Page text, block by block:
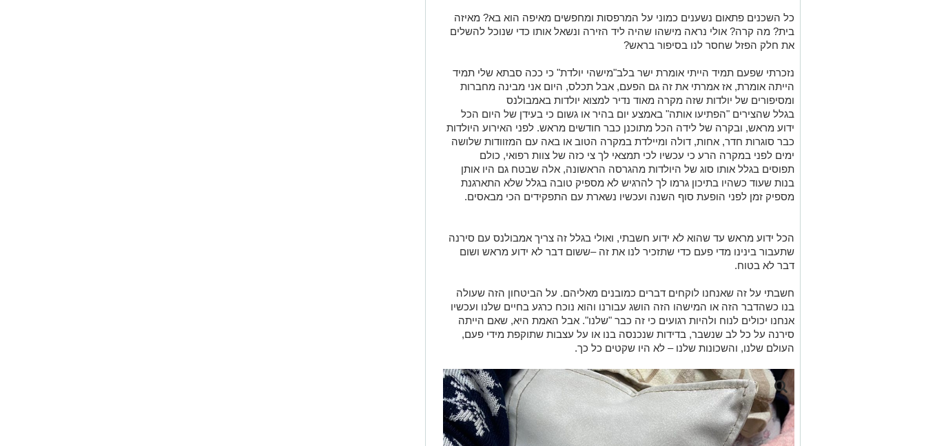
כל השכנים פתאום נשענים כמוני על המרפסות ומחפשים מאיפה הוא בא? מאיזה
בית? מה קרה? אולי נראה מישהו שהיה ליד הזירה ונשאל אותו כדי שנוכל להשלים
את חלק הפזל שחסר לנו בסיפור בראש?
נזכרתי שפעם תמיד הייתי אומרת ישר בלב"מישהי יולדת" כי ככה סבתא שלי תמיד
הייתה אומרת, אז אמרתי את זה גם הפעם, אבל תכלס, היום אני מבינה מחברות
ומסיפורים של יולדות שזה מקרה מאוד נדיר למצוא יולדות באמבולנס
בגלל שהצירים "הפתיעו אותה" באמצע יום בהיר או גשום כי בעידן של היום הכל
ידוע מראש, ובקרה של לידה הכל מתוכנן כבר חודשים מראש. לפני האירוע היולדות
כבר סוגרות חדר, אחות, דולה ומיילדת במקרה הטוב או באה עם המזוודות שלושה
ימים לפני במקרה הרע כי עכשיו לכי תמצאי לך צי כזה של צוות רפואי, כולם
תפוסים בגלל אותו סוג של היולדות מהגרסה הראשונה, אלה שבטח גם היו אותן
בנות שעוד כשהיו בתיכון גרמו לך להרגיש לא מספיק טובה בגלל שלא התארגנת
מספיק זמן לפני הופעת סוף השנה ועכשיו נשארת עם התפקידים הכי מבאסים.
הכל ידוע מראש עד שהוא לא ידוע חשבתי, ואולי בגלל זה צריך אמבולנס עם סירנה
שתעבור בינינו מדי פעם כדי שתזכיר לנו את זה –ששום דבר לא ידוע מראש ושום
דבר לא בטוח.
חשבתי על זה שאנחנו לוקחים דברים כמובנים מאליהם. על הביטחון הזה שעולה
בנו כשהדבר הזה או המישהו הזה הושג עבורנו והוא נוכח כרגע בחיים שלנו ועכשיו
אנחנו יכולים לנוח ולהיות רגועים כי זה כבר "שלנו". אבל האמת היא, שאם הייתה
סירנה על כל לב שנשבר, בדידות שנכנסה בנו או על עצבות שתוקפת מידי פעם,
העולם שלנו, והשכונות שלנו– לא היו שקטים כל כך.